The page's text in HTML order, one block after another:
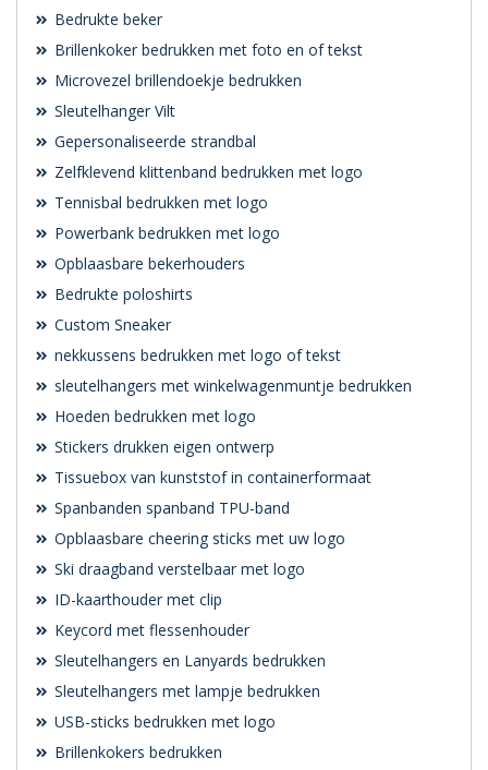
Bedrukte beker
Brillenkoker bedrukken met foto en of tekst
Microvezel brillendoekje bedrukken
Sleutelhanger Vilt
Gepersonaliseerde strandbal
Zelfklevend klittenband bedrukken met logo
Tennisbal bedrukken met logo
Powerbank bedrukken met logo
Opblaasbare bekerhouders
Bedrukte poloshirts
Custom Sneaker
nekkussens bedrukken met logo of tekst
sleutelhangers met winkelwagenmuntje bedrukken
Hoeden bedrukken met logo
Stickers drukken eigen ontwerp
Tissuebox van kunststof in containerformaat
Spanbanden spanband TPU-band
Opblaasbare cheering sticks met uw logo
Ski draagband verstelbaar met logo
ID-kaarthouder met clip
Keycord met flessenhouder
Sleutelhangers en Lanyards bedrukken
Sleutelhangers met lampje bedrukken
USB-sticks bedrukken met logo
Brillenkokers bedrukken